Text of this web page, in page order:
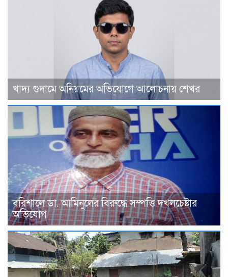
খাদ্য গুদামে অনিয়মের অভিযোগে আলোচনায় শেখর
বরিশালে ডা. আমিনুলের বিরুদ্ধে সম্পত্তি দখলচেষ্টার
অভিযোগ